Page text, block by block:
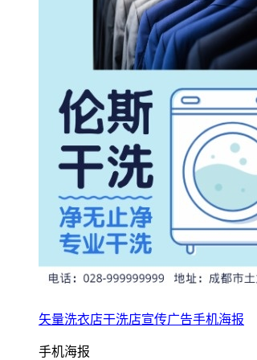
矢量洗衣店干洗店宣传广告手机海报
手机海报